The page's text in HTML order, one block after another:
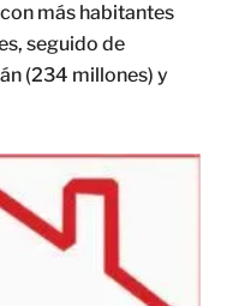
más habitantes
seguido de
(234 millones) y